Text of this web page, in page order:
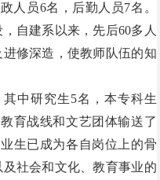
人员6名，后勤人员7名。
自建系以来，先后60多人
修深造，使教师队伍的知
其中研究生5名，本专科生
育战线和文艺团体输送了
生已成为各自岗位上的骨
社会和文化、教育事业的